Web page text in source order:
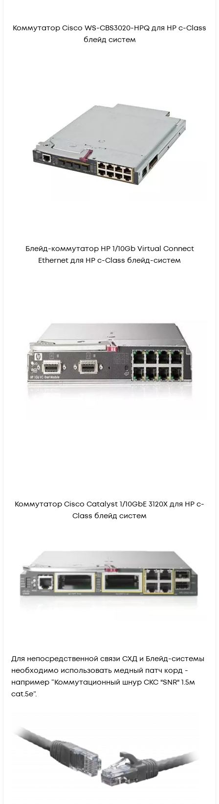
Коммутатор Cisco WS-CBS3020-HPQ для HP c-Class
блейд систем
Блейд-коммутатор HP 1/10Gb Virtual Connect
Ethernet для HP c-Class блейд-систем
Коммутатор Cisco Catalyst 1/10GbE 3120X для HP c-
Class блейд систем
Для непосредственной связи СХД и Блейд-системы
необходимо использовать медный патч корд -
например “Коммутационный шнур СКС "SNR" 1.5м
cat.5e”.